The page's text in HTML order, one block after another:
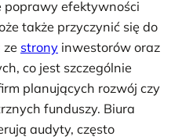
poprawy efektywności
także przyczynić się do
strony inwestorów oraz
co jest szczególnie
planujących rozwój czy
funduszy. Biura
audyty, często